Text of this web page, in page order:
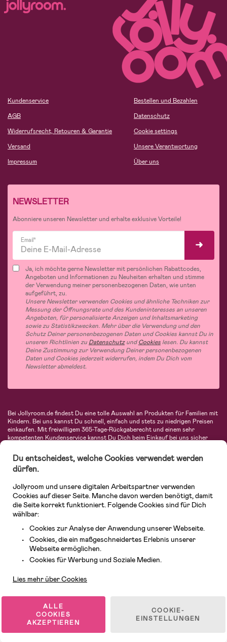
Kundenservice
AGB
Widerrufsrecht, Retouren & Garantie
Versand
Impressum
Bestellen und Bezahlen
Datenschutz
Cookie settings
Unsere Verantwortung
Über uns
NEWSLETTER
Abonniere unseren Newsletter und erhalte exklusive Vorteile!
Email*
Ja, ich möchte gerne Newsletter mit persönlichen Rabattcodes,
Angeboten und Informationen zu Neuheiten erhalten und stimme
der Verwendung meiner personenbezogenen Daten, wie unten
aufgeführt, zu.
Unsere Newsletter verwenden Cookies und ähnliche Techniken zur
Messung der Öffnungsrate und des Kundeninteresses an unseren
Angeboten, für personalisierte Anzeigen und Inhaltsmarketing
sowie zu Statistikzwecken. Mehr über die Verwendung und den
Schutz Deiner personenbezogenen Daten und Cookies kannst Du in
unseren Richtlinien zu DatenschutzundCookies lesen. Du kannst
Deine Zustimmung zur Verwendung Deiner personenbezogenen
Daten und Cookies jederzeit widerrufen, indem Du Dich vom
Newsletter abmeldest.
Bei Jollyroom.de findest Du eine tolle Auswahl an Produkten für Familien mit
Kindern. Bei uns kannst Du schnell, einfach und stets zu niedrigen Preisen
einkaufen. Mit freiwilligem 365-Tage-Rückgaberecht und einem sehr
kompetenten Kundenservice kannst Du Dich beim Einkauf bei uns sicher
Autositze, Kinder- und Babymode, Produkte für Mütter und eine Menge
fantastischer Einrichtungsgegenstände, Spielsachen, Babyprodukte und
vieles mehr. Wir haben Produkte von bekannten Herstellern wie Britax, Maxi-
Avent, Jack Wolfskin, Cybex, LEGO und vielen mehr. Schau Dich um in
unserer vielfältigen Online-Boutique für Kinder & Babys. Willkommen!
© 2026 Jollyroom GmbH. Alle Rechte vorbehalten.
Du entscheidest, welche Cookies verwendet werden
dürfen.
Jollyroom und unsere digitalen Arbeitspartner verwenden
Cookies auf dieser Seite. Manche davon werden benötigt, damit
die Seite korrekt funktioniert. Folgende Cookies sind für Dich
wählbar:
Cookies zur Analyse der Anwendung unserer Webseite.
Cookies, die ein maßgeschneidertes Erlebnis unserer
Webseite ermöglichen.
Cookies für Werbung und Soziale Medien.
Lies mehr über Cookies
ALLE
COOKIES
AKZEPTIEREN
COOKIE-
EINSTELLUNGEN